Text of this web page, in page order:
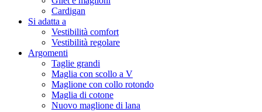
Cardigan
Si adatta a
Vestibilità comfort
Vestibilità regolare
Argomenti
Taglie grandi
Maglia con scollo a V
Maglione con collo rotondo
Maglia di cotone
Nuovo maglione di lana